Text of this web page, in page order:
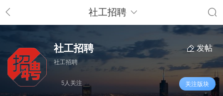
社工招聘
社工招聘
社工招聘
发帖
5人关注 关注版块